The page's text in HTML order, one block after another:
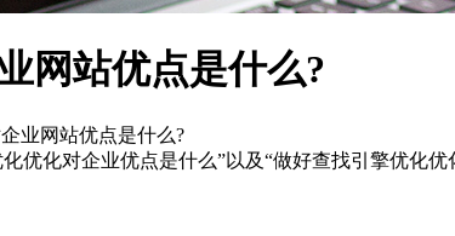
网站优点是什么?
业网站优点是什么?
优化对企业优点是什么”以及“做好查找引擎优化